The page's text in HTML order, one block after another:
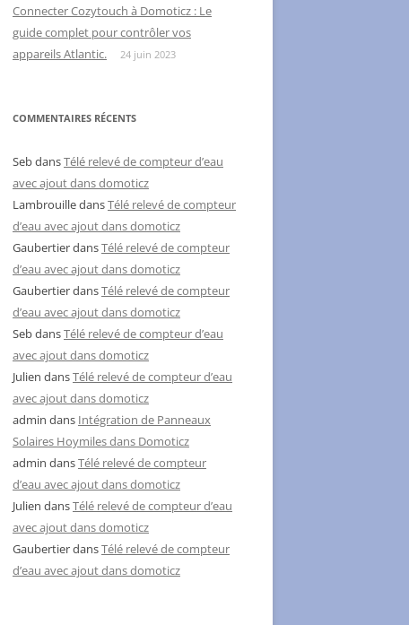
Connecter Cozytouch à Domoticz : Le
guide complet pour contrôler vos
appareils Atlantic.
24 juin 2023
COMMENTAIRES RÉCENTS
SebdansTélé relevé de compteur d’eau
avec ajout dans domoticz
LambrouilledansTélé relevé de compteur
d’eau avec ajout dans domoticz
GaubertierdansTélé relevé de compteur
d’eau avec ajout dans domoticz
GaubertierdansTélé relevé de compteur
d’eau avec ajout dans domoticz
SebdansTélé relevé de compteur d’eau
avec ajout dans domoticz
Julien dansTélé relevé de compteur d’eau
avec ajout dans domoticz
admin dans Intégration de Panneaux
Solaires Hoymiles dans Domoticz
admin dansTélé relevé de compteur
d’eau avec ajout dans domoticz
Julien dansTélé relevé de compteur d’eau
avec ajout dans domoticz
GaubertierdansTélé relevé de compteur
d’eau avec ajout dans domoticz